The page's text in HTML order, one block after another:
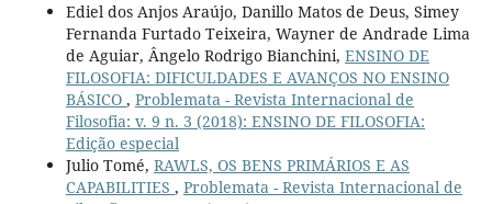
Ediel dos Anjos Araújo, Danillo Matos de Deus, Simey
Fernanda Furtado Teixeira, Wayner de Andrade Lima
de Aguiar, Ângelo Rodrigo Bianchini, ENSINO DE
FILOSOFIA: DIFICULDADES E AVANÇOS NO ENSINO
BÁSICO , Problemata - Revista Internacional de
Filosofia: v. 9 n. 3 (2018): ENSINO DE FILOSOFIA:
Edição especial
Julio Tomé, RAWLS, OS BENS PRIMÁRIOS E AS
CAPABILITIES , Problemata - Revista Internacional de